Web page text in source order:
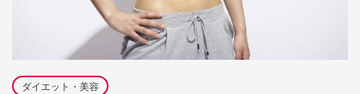
ダイエット・美容